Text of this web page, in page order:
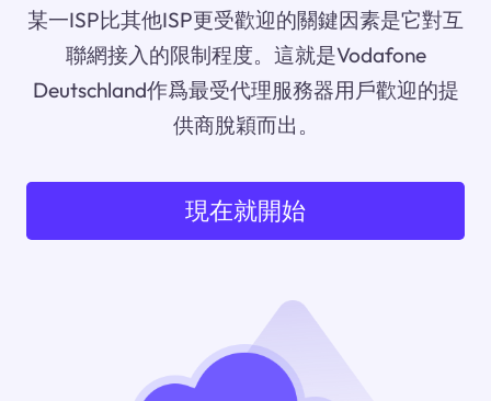
某一ISP比其他ISP更受歡迎的關鍵因素是它對互
聯網接入的限制程度。這就是Vodafone
Deutschland作爲最受代理服務器用戶歡迎的提
供商脫穎而出。
現在就開始